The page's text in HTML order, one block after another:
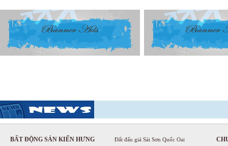
BẤT ĐỘNG SẢN KIẾN HƯNG
Đất đấu giá Sài Sơn Quốc Oai